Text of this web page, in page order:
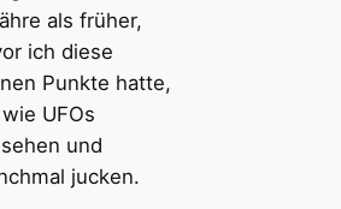
als früher,
ich diese
Punkte hatte,
UFOs
und
jucken.